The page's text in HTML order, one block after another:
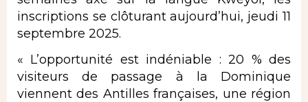
inscriptions se clôturant aujourd’hui, jeudi 11
septembre 2025.
« L’opportunité est indéniable : 20 % des
visiteurs de passage à la Dominique
viennent des Antilles françaises, une région